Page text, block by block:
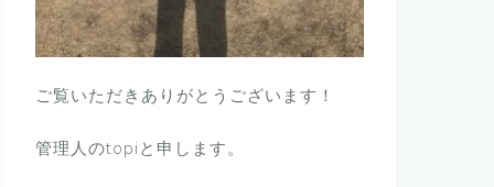
ご覧いただきありがとうございます！
管理人のtopiと申します。